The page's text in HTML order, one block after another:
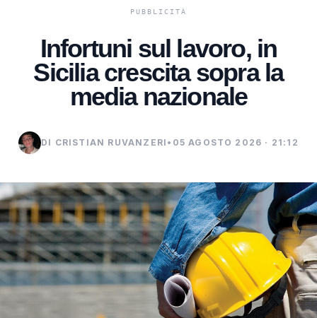
Infortuni sul lavoro, in
Sicilia crescita sopra la
media nazionale
DI CRISTIAN RUVANZERI • 05 AGOSTO 2026 · 21:12